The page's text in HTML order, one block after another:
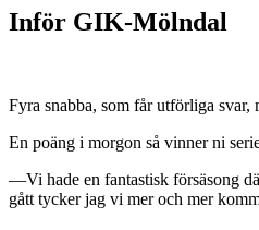
Inför GIK-Mölndal
Fyra snabba, som får utförliga svar,
En poäng i morgon så vinner ni
—Vi hade en fantastisk försäsong
gått tycker jag vi mer och mer